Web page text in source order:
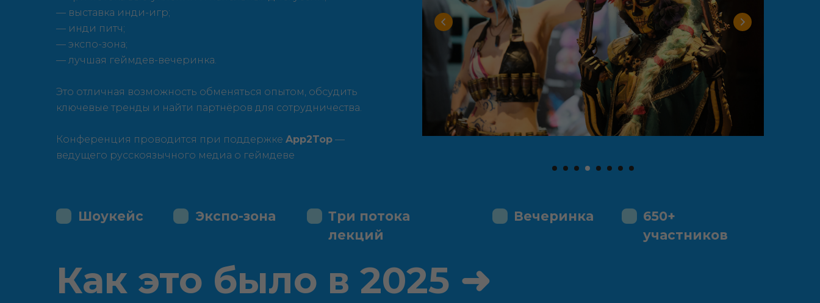
— выставка инди-игр;
— инди питч;
— экспо-зона;
— лучшая геймдев-вечеринка.
Это отличная возможность обменяться опытом, обсудить
ключевые тренды и найти партнёров для сотрудничества.
Конференция проводится при поддержке App2Top —
ведущего русскоязычного медиа о геймдеве
Экспо-зона
Шоукейс Вечеринка
Три потока
лекций
650+
участников
Как это было в 2025 ➜